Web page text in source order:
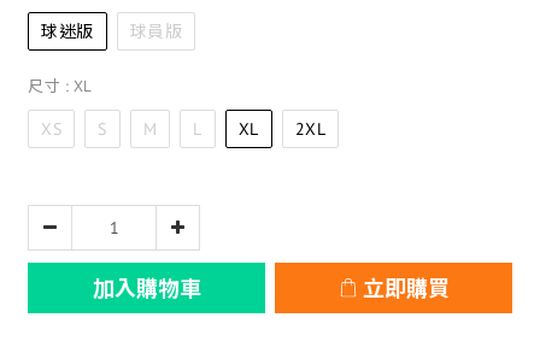
球迷版 球員版
尺寸 : XL
XS S M L XL 2XL
加入購物車 立即購買